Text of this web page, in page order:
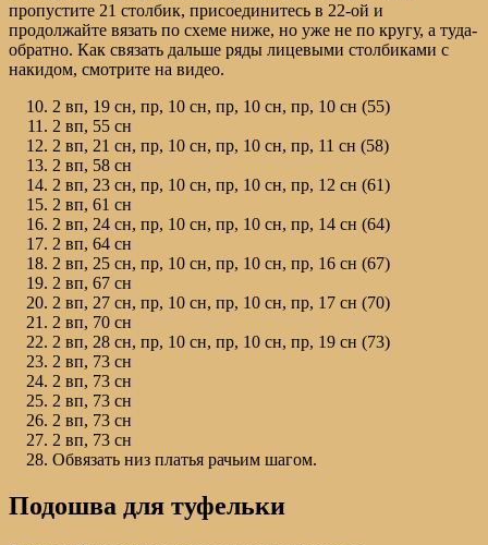
пропустите 21 столбик, присоединитесь в 22-ой и
продолжайте вязать по схеме ниже, но уже не по кругу, а туда-
обратно. Как связать дальше ряды лицевыми столбиками с
накидом, смотрите на видео.
2 вп, 19 сн, пр, 10 сн, пр, 10 сн, пр, 10 сн (55)
2 вп, 55 сн
2 вп, 21 сн, пр, 10 сн, пр, 10 сн, пр, 11 сн (58)
2 вп, 58 сн
2 вп, 23 сн, пр, 10 сн, пр, 10 сн, пр, 12 сн (61)
2 вп, 61 сн
2 вп, 24 сн, пр, 10 сн, пр, 10 сн, пр, 14 сн (64)
2 вп, 64 сн
2 вп, 25 сн, пр, 10 сн, пр, 10 сн, пр, 16 сн (67)
2 вп, 67 сн
2 вп, 27 сн, пр, 10 сн, пр, 10 сн, пр, 17 сн (70)
2 вп, 70 сн
2 вп, 28 сн, пр, 10 сн, пр, 10 сн, пр, 19 сн (73)
2 вп, 73 сн
2 вп, 73 сн
2 вп, 73 сн
2 вп, 73 сн
2 вп, 73 сн
Обвязать низ платья рачьим шагом.
Подошва для туфельки